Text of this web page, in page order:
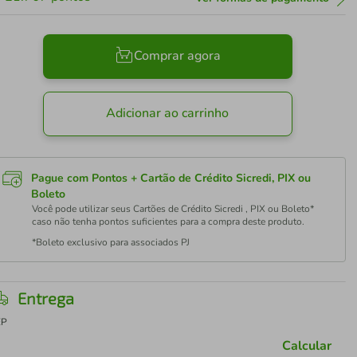
Comprar agora
Adicionar ao carrinho
Pague com Pontos + Cartão de Crédito Sicredi, PIX ou
Boleto
Você pode utilizar seus Cartões de Crédito Sicredi , PIX ou Boleto*
caso não tenha pontos suficientes para a compra deste produto.
*Boleto exclusivo para associados PJ
Entrega
Calcular